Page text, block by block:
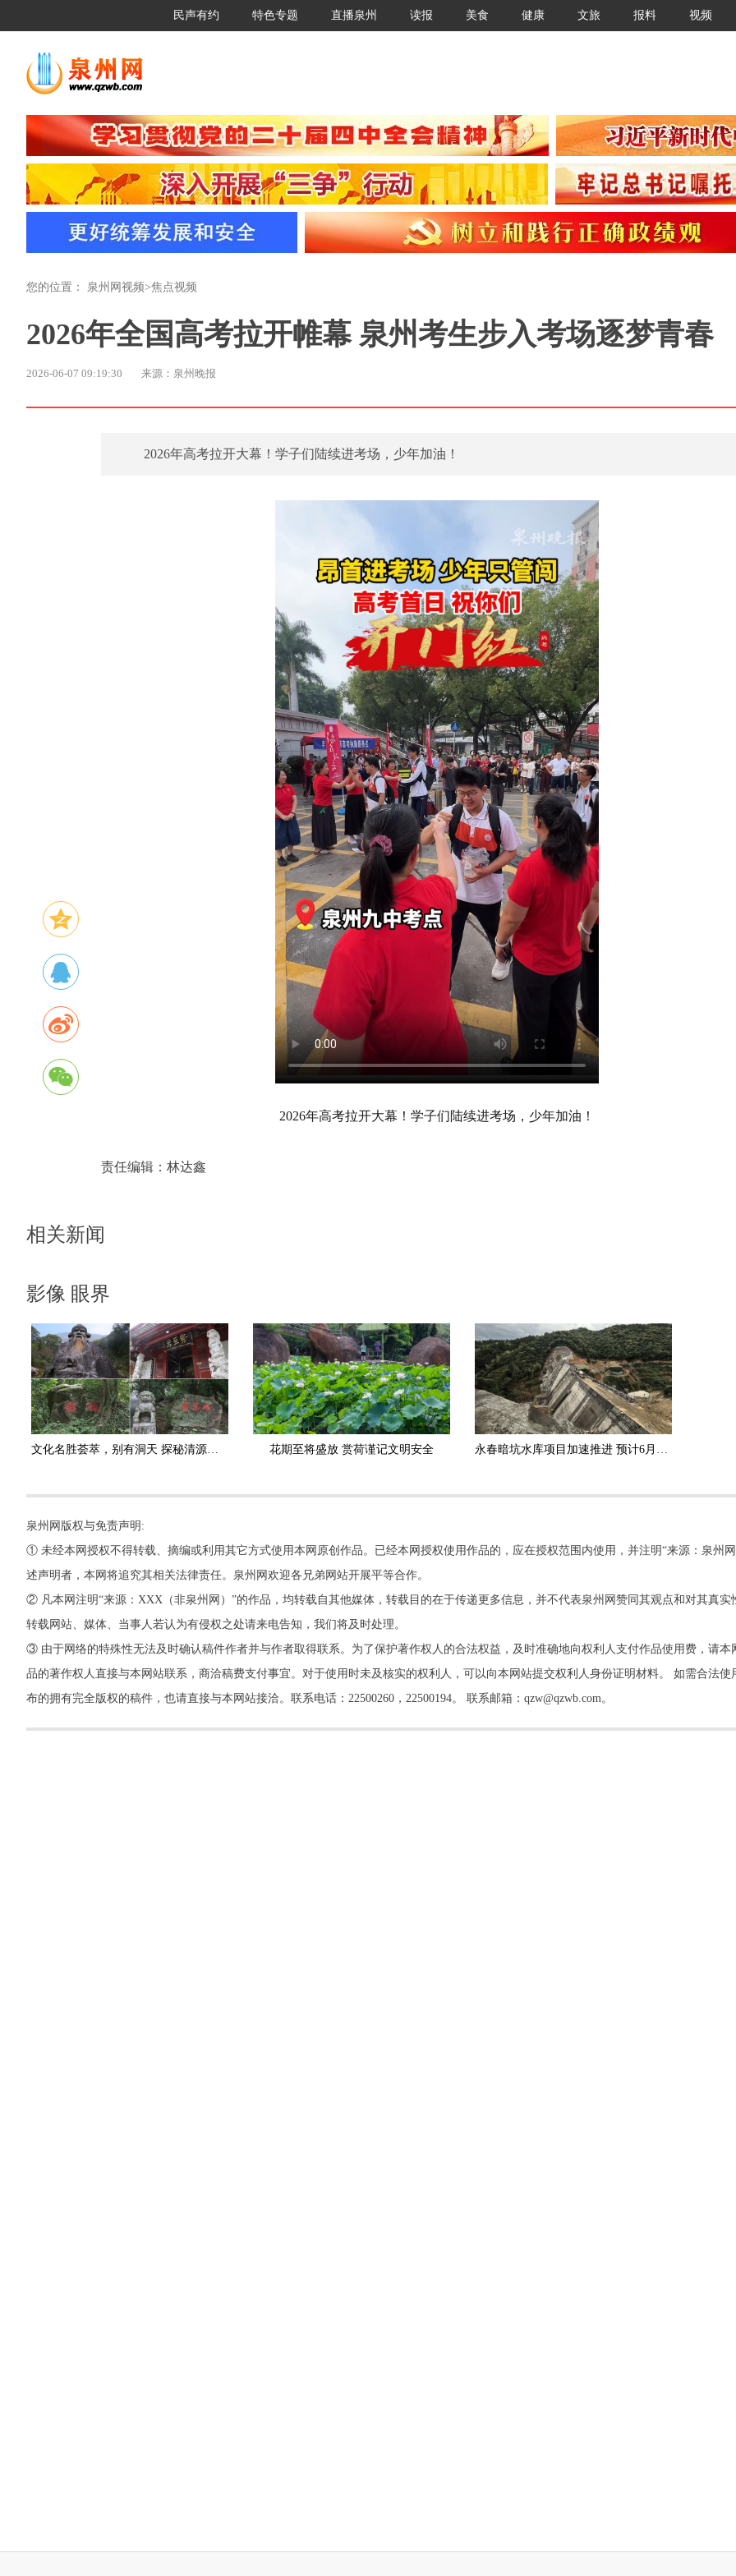
民声有约 特色专题 直播泉州 读报 美食 健康 文旅 报料 视频
您的位置： 泉州网视频>焦点视频
2026年全国高考拉开帷幕 泉州考生步入考场逐梦青春
2026-06-07 09:19:30 来源：泉州晚报
2026年高考拉开大幕！学子们陆续进考场，少年加油！
2026年高考拉开大幕！学子们陆续进考场，少年加油！
责任编辑： 林达鑫
相关新闻
影像 眼界
花期至将盛放 赏荷谨记文明安全
泉州网版权与免责声明:
① 未经本网授权不得转载、摘编或利用其它方式使用本网原创作品。已经本网授权使用作品的，应在授权范围内使用，并注明“来源：泉州
述声明者，本网将追究其相关法律责任。泉州网欢迎各兄弟网站开展平等合作。
② 凡本网注明“来源：XXX（非泉州网）”的作品，均转载自其他媒体，转载目的在于传递更多信息，并不代表泉州网赞同其观点和对其真实
转载网站、媒体、当事人若认为有侵权之处请来电告知，我们将及时处理。
③ 由于网络的特殊性无法及时确认稿件作者并与作者取得联系。为了保护著作权人的合法权益，及时准确地向权利人支付作品使用费，请本
品的著作权人直接与本网站联系，商洽稿费支付事宜。对于使用时未及核实的权利人，可以向本网站提交权利人身份证明材料。 如需合法使
布的拥有完全版权的稿件，也请直接与本网站接洽。联系电话：22500260，22500194。 联系邮箱：qzw@qzwb.com。